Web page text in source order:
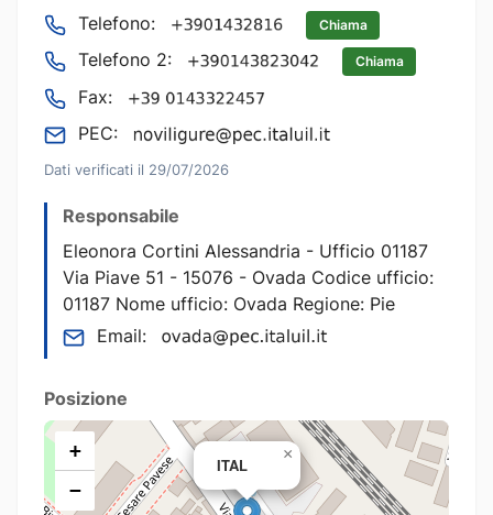
Telefono:
Chiama
Telefono 2: Chiama
Fax:
PEC:
Dati verificati il 29/07/2026
Responsabile
Eleonora Cortini Alessandria - Ufficio 01187
Via Piave 51 - 15076 - Ovada Codice ufficio:
01187 Nome ufficio: Ovada Regione: Pie
Email:
Posizione
ITAL
×
+
−